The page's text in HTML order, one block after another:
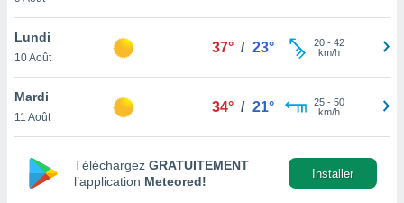
ou
le
ainsi
un
Lundi
10 Août
37° / 23° 20- 42
km/h
Mardi
11 Août
34° / 21° 25- 50
km/h
Téléchargez GRATUITEMENT
l’application Meteored!
Installer